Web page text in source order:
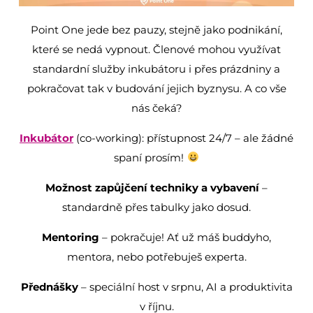
Point One jede bez pauzy, stejně jako podnikání,
které se nedá vypnout. Členové mohou využívat
standardní služby inkubátoru i přes prázdniny a
pokračovat tak v budování jejich byznysu. A co vše
nás čeká?
Inkubátor (co-working): přístupnost 24/7 – ale žádné
spaní prosím!
Možnost zapůjčení techniky a vybavení –
standardně přes tabulky jako dosud.
Mentoring – pokračuje! Ať už máš buddyho,
mentora, nebo potřebuješ experta.
Přednášky– speciální host v srpnu, AI a produktivita
v říjnu.